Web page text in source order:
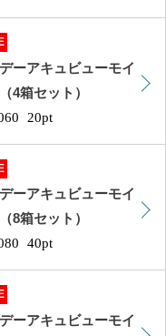
ーアキュビューモイ
4箱セット）
20pt
ーアキュビューモイ
8箱セット）
40pt
ーアキュビューモイ